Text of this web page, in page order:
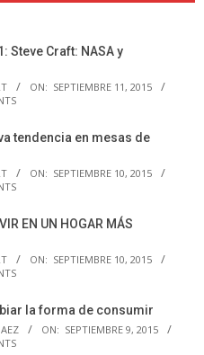
Steve Craft: NASA y
ON: SEPTIEMBRE 11, 2015
tendencia en mesas de
ON: SEPTIEMBRE 10, 2015
EN UN HOGAR MÁS
ON: SEPTIEMBRE 10, 2015
la forma de consumir
ON: SEPTIEMBRE 9, 2015